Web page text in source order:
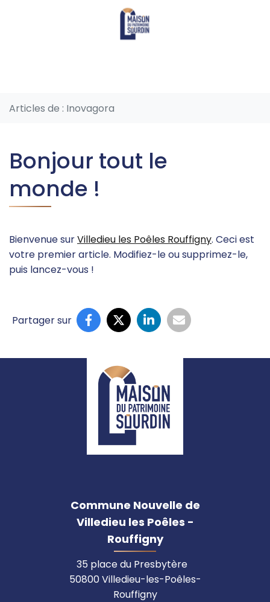
Articles de : Inovagora
Bonjour tout le
monde !
Bienvenue surVilledieu les Poêles Rouffigny. Ceci est
votre premier article. Modifiez-le ou supprimez-le,
puis lancez-vous !
Partager sur
Commune Nouvelle de
Villedieu les Poêles -
Rouffigny
35 place du Presbytère
50800 Villedieu-les-Poêles-
Rouffigny